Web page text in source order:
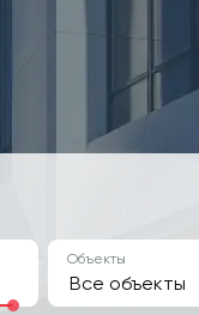
Объекты
Все объекты